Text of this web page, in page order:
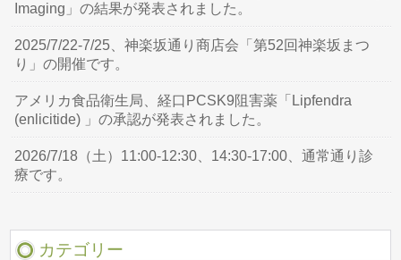
Imaging」の結果が発表されました。
2025/7/22-7/25、神楽坂通り商店会「第52回神楽坂まつ
り」の開催です。
アメリカ食品衛生局、経口PCSK9阻害薬「Lipfendra
(enlicitide) 」の承認が発表されました。
2026/7/18（土）11:00-12:30、14:30-17:00、通常通り診
療です。
カテゴリー